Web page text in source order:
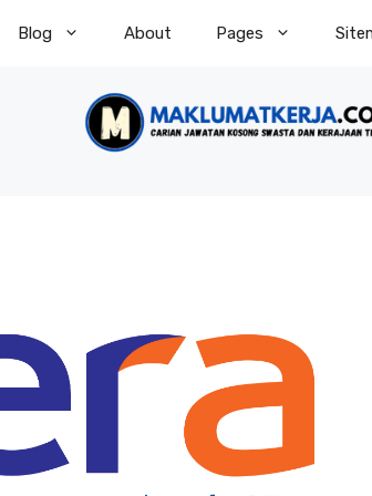
Blog About Pages